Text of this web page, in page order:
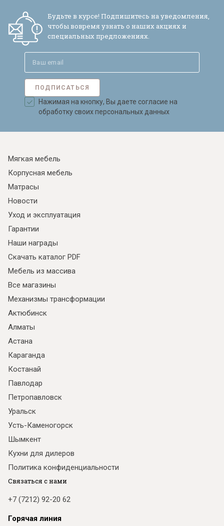
Будьте в курсе! Подпишитесь на уведомления,
чтобы вовремя узнать о наших акциях и
специальных предложениях.
ПОДПИСАТЬСЯ
Нажимая на кнопку, Вы даете согласие на
обработку своих персональных данных
Мягкая мебель
Корпусная мебель
Матрасы
Новости
Уход и эксплуатация
Гарантии
Наши награды
Скачать каталог PDF
Мебель из массива
Все магазины
Механизмы трансформации
Актюбинск
Алматы
Астана
Караганда
Костанай
Павлодар
Петропавловск
Уральск
Усть-Каменогорск
Шымкент
Кухни для дилеров
Политика конфиденциальности
Связаться с нами
+7 (7212) 92-20 62
Горячая линия